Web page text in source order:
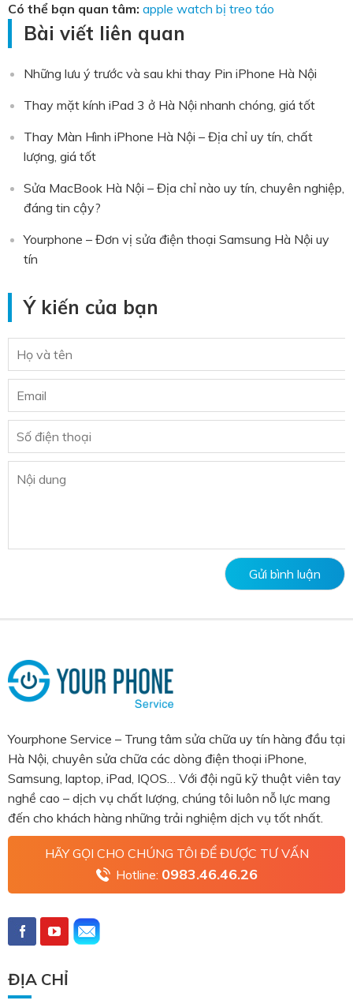
Có thể bạn quan tâm: apple watch bị treo táo
Bài viết liên quan
Những lưu ý trước và sau khi thay Pin iPhone Hà Nội
Thay mặt kính iPad 3 ở Hà Nội nhanh chóng, giá tốt
Thay Màn Hình iPhone Hà Nội – Địa chỉ uy tín, chất
lượng, giá tốt
Sửa MacBook Hà Nội – Địa chỉ nào uy tín, chuyên nghiệp,
đáng tin cậy?
Yourphone – Đơn vị sửa điện thoại Samsung Hà Nội uy
tín
Ý kiến của bạn
Yourphone Service – Trung tâm sửa chữa uy tín hàng đầu tại
Hà Nội, chuyên sửa chữa các dòng điện thoại iPhone,
Samsung, laptop, iPad, IQOS… Với đội ngũ kỹ thuật viên tay
nghề cao – dịch vụ chất lượng, chúng tôi luôn nỗ lực mang
đến cho khách hàng những trải nghiệm dịch vụ tốt nhất.
HÃY GỌI CHO CHÚNG TÔI ĐỂ ĐƯỢC TƯ VẤN
Hotline: 0983.46.46.26
ĐỊA CHỈ